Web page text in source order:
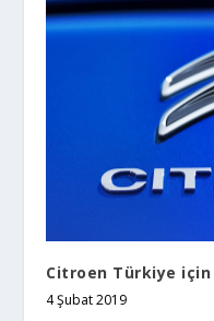
Citroen Türkiye için
4 Şubat 2019